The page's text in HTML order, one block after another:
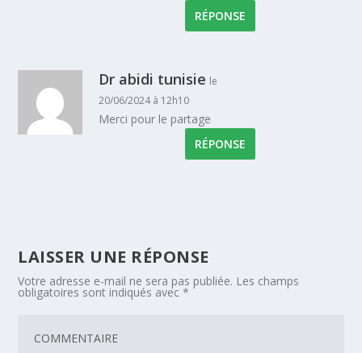
RÉPONSE
Dr abidi tunisie le
20/06/2024 à 12h10
Merci pour le partage
RÉPONSE
LAISSER UNE RÉPONSE
Votre adresse e-mail ne sera pas publiée. Les champs
obligatoires sont indiqués avec*